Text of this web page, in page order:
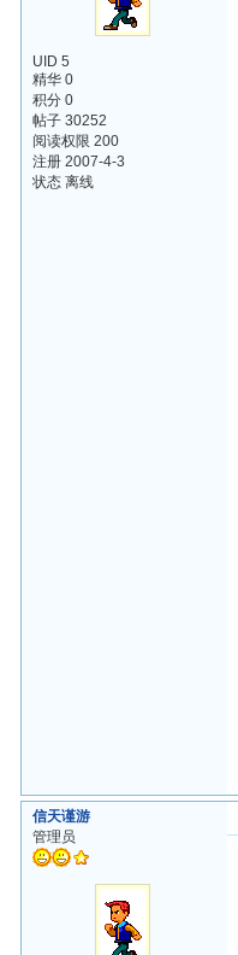
UID 5
精华 0
积分 0
帖子 30252
阅读权限 200
注册 2007-4-3
状态 离线
信天谨游
管理员